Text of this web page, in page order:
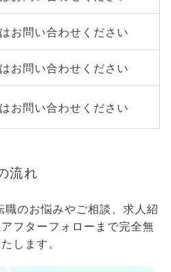
お問い合わせください
お問い合わせください
お問い合わせください
流れ
のお悩みやご相談、求人紹
フターフォローまで完全無
します。